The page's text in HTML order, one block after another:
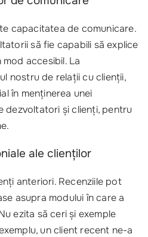
capacitatea de comunicare.
să fie capabili să explice
accesibil. La
nostru de relații cu clienții,
în menținerea unei
dezvoltatori și clienți, pentru
ale clienților
anteriori. Recenziile pot
asupra modului în care a
ezita să ceri și exemple
un client recent ne-a